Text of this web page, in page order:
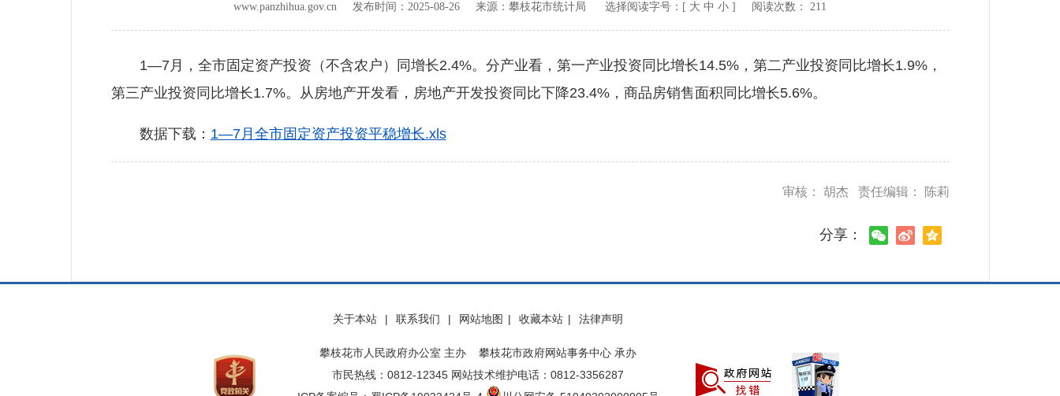
www.panzhihua.gov.cn 发布时间： 2025-08-26 来源： 攀枝花市统计局 选择阅读字号：[ 大 中 小 ] 阅读次数： 211
1—7月，全市固定资产投资（不含农户）同增长2.4%。分产业看，第一产业投资同比增长14.5%，第二产业投资同比增长1.9%，
第三产业投资同比增长1.7%。从房地产开发看，房地产开发投资同比下降23.4%，商品房销售面积同比增长5.6%。
数据下载： 1—7月全市固定资产投资平稳增长.xls
审核： 胡杰 责任编辑： 陈莉
分享：
关于本站 | 联系我们 | 网站地图 | 收藏本站 | 法律声明
攀枝花市人民政府办公室 主办 攀枝花市政府网站事务中心 承办
市民热线：0812-12345 网站技术维护电话：0812-3356287